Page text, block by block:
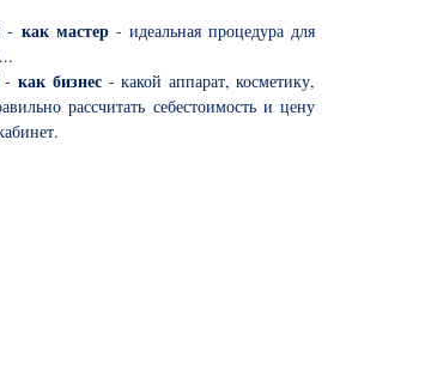
- как мастер- идеальная процедура для
-как бизнес- какой аппарат, косметику,
рассчитать себестоимость и цену